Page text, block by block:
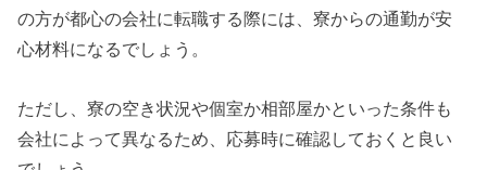
の方が都心の会社に転職する際には、寮からの通勤が安
心材料になるでしょう。
ただし、寮の空き状況や個室か相部屋かといった条件も
会社によって異なるため、応募時に確認しておくと良い